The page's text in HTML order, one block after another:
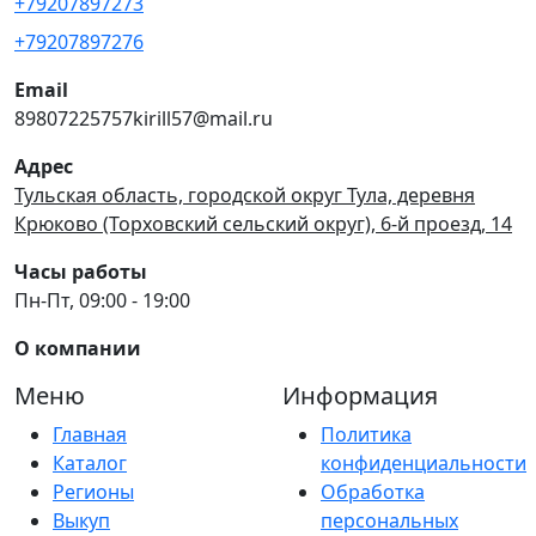
+79207897276
Email
89807225757kirill57@mail.ru
Адрес
Тульская область, городской округ Тула, деревня
Крюково (Торховский сельский округ), 6-й проезд, 14
Часы работы
Пн-Пт, 09:00 - 19:00
О компании
Меню
Главная
Каталог
Регионы
Выкуп
Информация
Политика
конфиденциальности
Обработка
персональных